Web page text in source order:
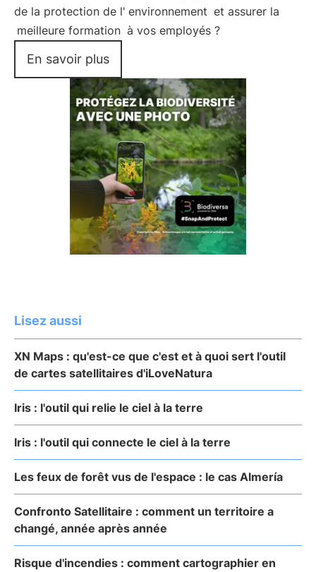
de la protection de l' environnement et assurer la
meilleure formation à vos employés ?
En savoir plus
Lisez aussi
XN Maps : qu'est-ce que c'est et à quoi sert l'outil
de cartes satellitaires d'iLoveNatura
Iris : l'outil qui relie le ciel à la terre
Iris : l'outil qui connecte le ciel à la terre
Les feux de forêt vus de l'espace : le cas Almería
Confronto Satellitaire : comment un territoire a
changé, année après année
Risque d'incendies : comment cartographier en